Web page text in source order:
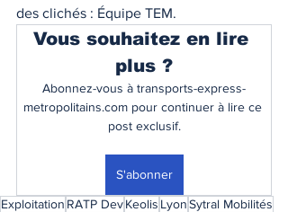
des clichés : Équipe TEM.
Vous souhaitez en lire
plus ?
Abonnez-vous à transports-express-
metropolitains.com pour continuer à lire ce
post exclusif.
S'abonner
Exploitation RATP DevKeolis LyonSytral Mobilités